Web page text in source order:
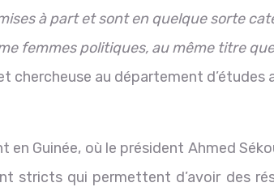
à part et sont en quelque sorte
femmes politiques, au même titre
chercheuse au département d’études
en Guinée, où le président Ahmed
stricts qui permettent d’avoir des